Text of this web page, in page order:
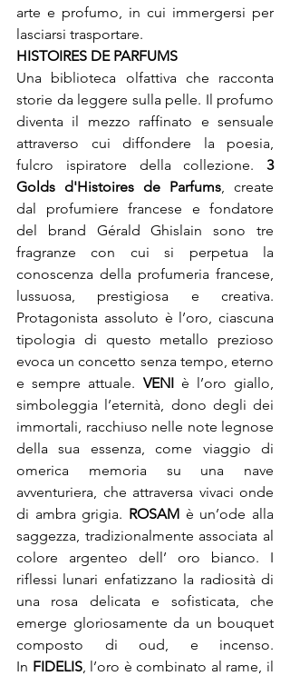
arte e profumo, in cui immergersi per
lasciarsi trasportare.
HISTOIRES DE PARFUMS
Una biblioteca olfattiva che racconta
storie da leggere sulla pelle. Il profumo
diventa il mezzo raffinato e sensuale
attraverso cui diffondere la poesia,
fulcro ispiratore della collezione. 3
Golds d'Histoires de Parfums, create
dal profumiere francese e fondatore
del brand Gérald Ghislain sono tre
fragranze con cui si perpetua la
conoscenza della profumeria francese,
lussuosa, prestigiosa e creativa.
Protagonista assoluto è l’oro, ciascuna
tipologia di questo metallo prezioso
evoca un concetto senza tempo, eterno
e sempre attuale. VENI è l’oro giallo,
simboleggia l’eternità, dono degli dei
immortali, racchiuso nelle note legnose
della sua essenza, come viaggio di
omerica memoria su una nave
avventuriera, che attraversa vivaci onde
di ambra grigia. ROSAM è un’ode alla
saggezza, tradizionalmente associata al
colore argenteo dell’ oro bianco. I
riflessi lunari enfatizzano la radiosità di
una rosa delicata e sofisticata, che
emerge gloriosamente da un bouquet
composto di oud, e incenso.
In FIDELIS, l’oro è combinato al rame, il